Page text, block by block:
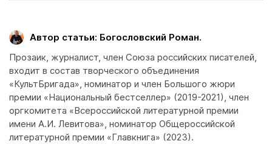
Автор статьи: Богословский Роман.
Прозаик, журналист, член Союза российских писателей,
входит в состав творческого объединения
«КультБригада», номинатор и член Большого жюри
премии «Национальный бестселлер» (2019-2021), член
оргкомитета «Всероссийской литературной премии
имени А.И. Левитова», номинатор Общероссийской
литературной премии «Главкнига» (2023).